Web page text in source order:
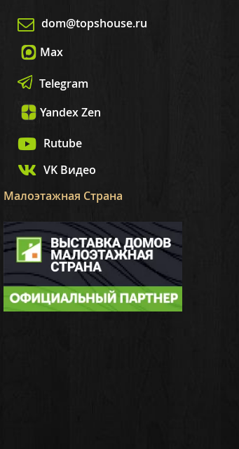
dom@topshouse.ru
Max
Telegram
Yandex Zen
Rutube
VK Видео
Малоэтажная Страна